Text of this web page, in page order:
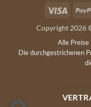
Visa
Copyright 2026
Alle Preise
Die durchgestrichenen